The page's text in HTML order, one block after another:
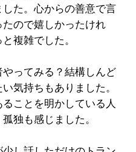
た。心からの善意で言
ので嬉しかったけれ
複雑でした。
ってみる？結構しんど
気持ちもありました。
ことを明かしている人
独も感じました。